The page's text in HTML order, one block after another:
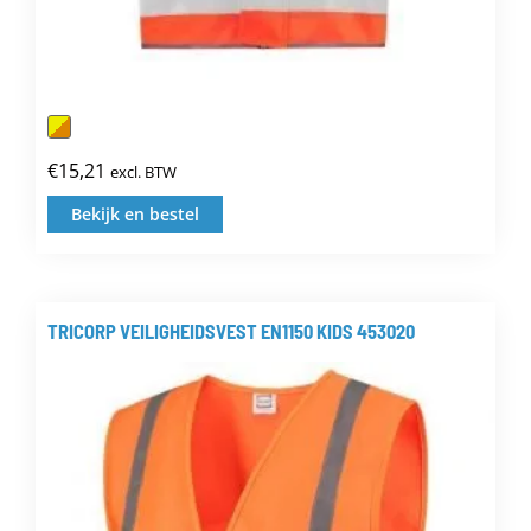
€15,21 excl. BTW
Bekijk en bestel
Dit
meerdere
Deze
kan
gekozen
TRICORP VEILIGHEIDSVEST EN1150 KIDS 453020